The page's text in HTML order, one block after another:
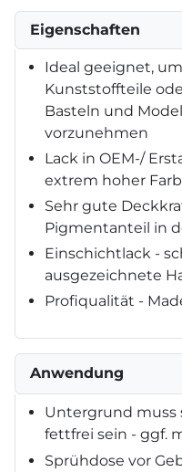
Eigenschaften
Ideal geeignet,
Kunststoffteile
Basteln und
vorzunehmen
Lack in OEM-/
extrem hoher
Sehr gute
Pigmentanteil in
Einschichtlack -
ausgezeichnete
Profiqualität -
Anwendung
Untergrund muss
fettfrei sein - ggf.
Sprühdose vor